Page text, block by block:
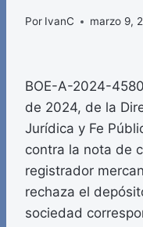
Por IvanC marzo 9,
BOE-A-2024-
de 2024, de la
Jurídica y Fe
contra la nota de
registrador
rechaza el
sociedad